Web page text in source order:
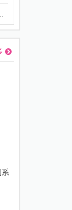
系